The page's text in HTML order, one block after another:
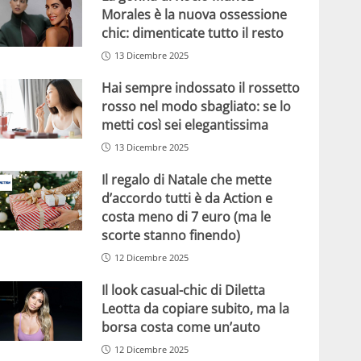
Morales è la nuova ossessione
chic: dimenticate tutto il resto
13 Dicembre 2025
Hai sempre indossato il rossetto
rosso nel modo sbagliato: se lo
metti così sei elegantissima
13 Dicembre 2025
Il regalo di Natale che mette
d’accordo tutti è da Action e
costa meno di 7 euro (ma le
scorte stanno finendo)
12 Dicembre 2025
Il look casual-chic di Diletta
Leotta da copiare subito, ma la
borsa costa come un’auto
12 Dicembre 2025